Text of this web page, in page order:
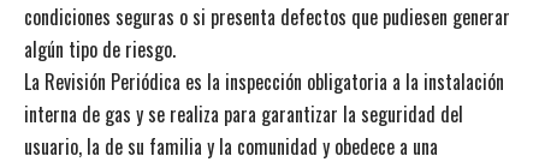
condiciones seguras o si presenta defectos que pudiesen generar
algún tipo de riesgo.
La Revisión Periódica es la inspección obligatoria a la instalación
interna de gas y se realiza para garantizar la seguridad del
usuario, la de su familia y la comunidad y obedece a una